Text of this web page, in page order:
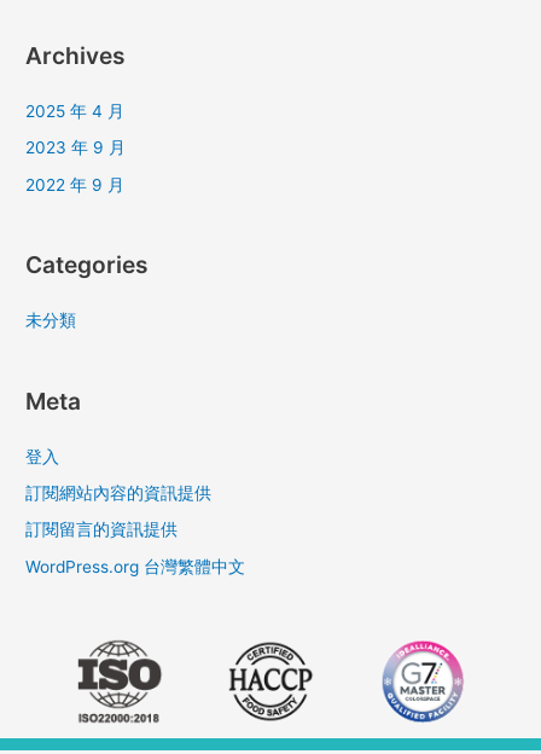
Archives
2025 年 4 月
2023 年 9 月
2022 年 9 月
Categories
未分類
Meta
登入
訂閱網站內容的資訊提供
訂閱留言的資訊提供
WordPress.org 台灣繁體中文